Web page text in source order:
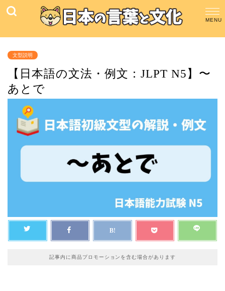
文型説明
【日本語の文法・例文：JLPT N5】〜
あとで
記事内に商品プロモーションを含む場合があります